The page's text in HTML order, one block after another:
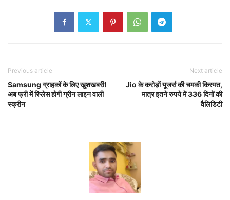
Previous article
Samsung ग्राहकों के लिए खुशखबरी!
अब फ्री में रिप्लेस होगी ग्रीन लाइन वाली
स्क्रीन
Next article
Jio के करोड़ों यूजर्स की चमकी किस्मत,
मात्र इतने रुपये में 336 दिनों की
वैलिडिटी